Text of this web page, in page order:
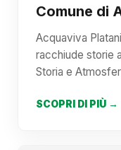
Comune di
Acquaviva
racchiude storie
Storia e
SCOPRI DI PIÙ →